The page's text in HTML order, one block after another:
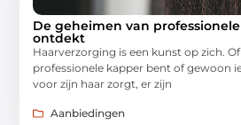
De geheimen van
ontdekt
Haarverzorging is een kunst op zich.
professionele kapper bent of gewoon
voor zijn haar zorgt, er zijn
Aanbiedingen